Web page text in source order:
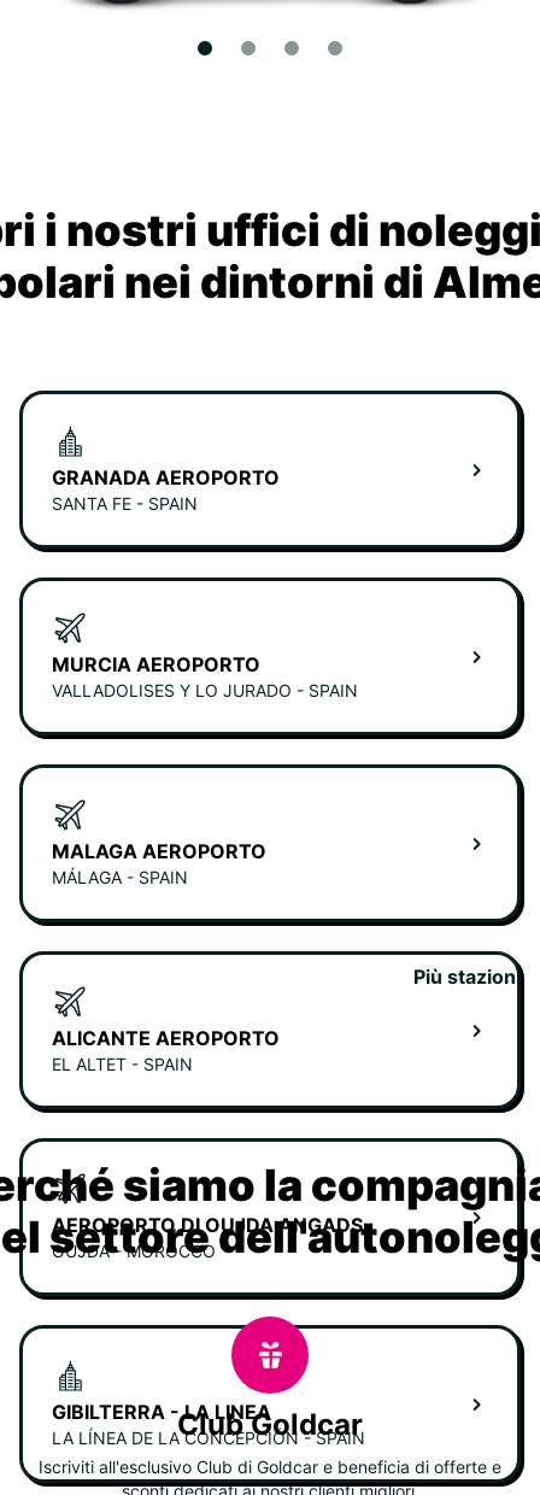
i nostri uffici di
nei dintorni di
GRANADA AEROPORTO
SANTA FE - SPAIN
MURCIA AEROPORTO
VALLADOLISES Y LO JURADO - SPAIN
MALAGA AEROPORTO
MÁLAGA - SPAIN
ALICANTE AEROPORTO
EL ALTET - SPAIN
AEROPORTO DI OUJDA ANGADS
OUJDA - MOROCCO
GIBILTERRA - LA LINEA
LA LÍNEA DE LA CONCEPCIÓN - SPAIN
Più stazioni
siamo la
settore
Club Goldcar
Iscriviti all'esclusivo Club di Goldcar e beneficia di offerte e